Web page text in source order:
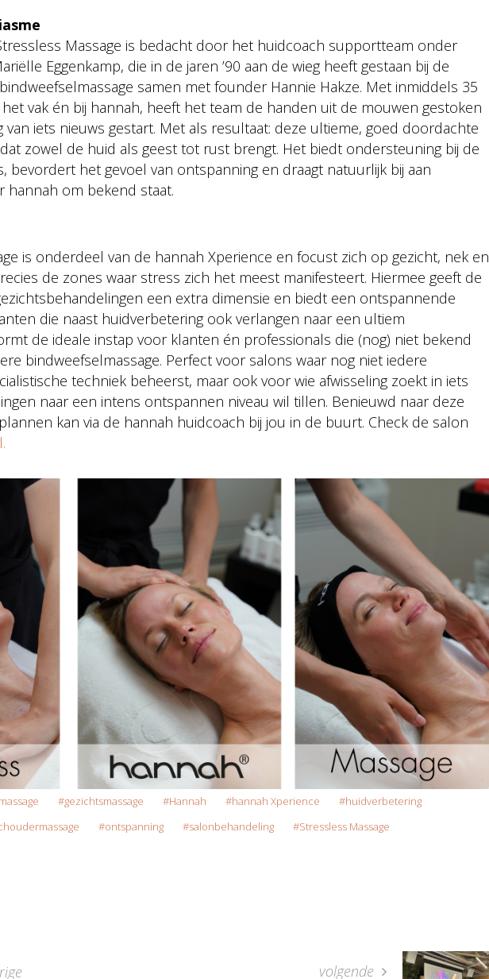
Massage is bedacht door het huidcoach supportteam onder
Eggenkamp, die in de jaren ’90 aan de wieg heeft gestaan bij de
samen met founder Hannie Hakze. Met inmiddels 35
het vak én bij hannah, heeft het team de handen uit de mouwen gestoken
van iets nieuws gestart. Met als resultaat: deze ultieme, goed doordachte
zowel de huid als geest tot rust brengt. Het biedt ondersteuning bij de
bevordert het gevoel van ontspanning en draagt natuurlijk bij aan
hannah om bekend staat.
is onderdeel van de hannah Xperience en focust zich op gezicht, nek en
de zones waar stress zich het meest manifesteert. Hiermee geeft de
een extra dimensie en biedt een ontspannende
die naast huidverbetering ook verlangen naar een ultiem
de ideale instap voor klanten én professionals die (nog) niet bekend
bindweefselmassage. Perfect voor salons waar nog niet iedere
techniek beheerst, maar ook voor wie afwisseling zoekt in iets
naar een intens ontspannen niveau wil tillen. Benieuwd naar deze
kan via de hannah huidcoach bij jou in de buurt. Check de salon
gezichtsmassage Hannah hannah Xperience
huidverbetering
ontspanning salonbehandeling Stressless Massage
volgende